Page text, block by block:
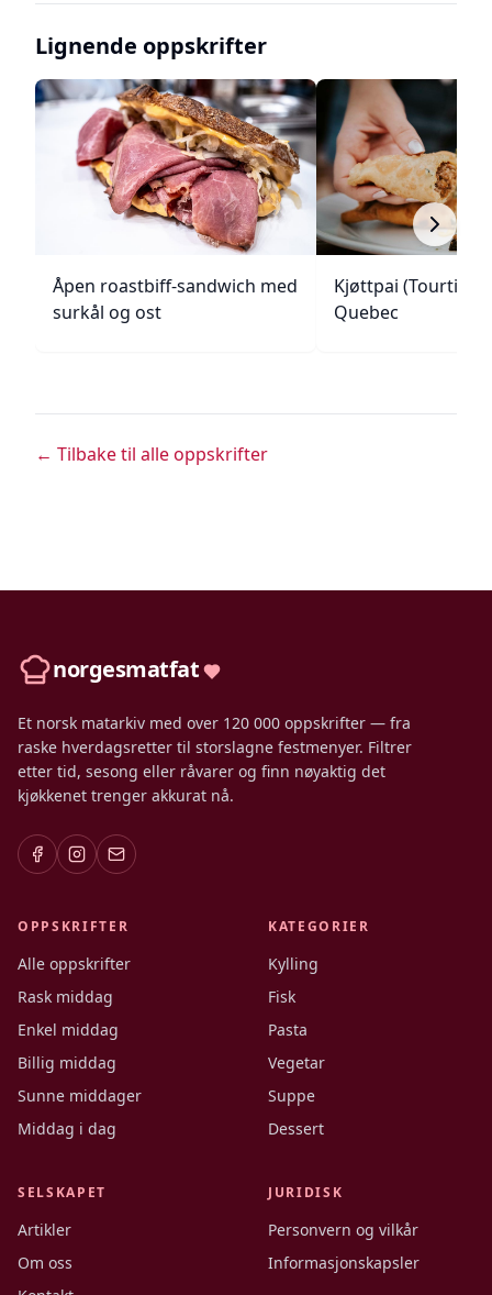
Lignende oppskrifter
Åpen roastbiff-sandwich med
surkål og ost
Kjøttpai
Quebec
← Tilbake til alle oppskrifter
norgesmatfat
Et norsk matarkiv med over 120 000 oppskrifter — fra
raske hverdagsretter til storslagne festmenyer. Filtrer
etter tid, sesong eller råvarer og finn nøyaktig det
kjøkkenet trenger akkurat nå.
OPPSKRIFTER
Alle oppskrifter
Rask middag
Enkel middag
Billig middag
Sunne middager
Middag i dag
KATEGORIER
Kylling
Fisk
Pasta
Vegetar
Suppe
Dessert
SELSKAPET
Artikler
Om oss
JURIDISK
Personvern og vilkår
Informasjonskapsler